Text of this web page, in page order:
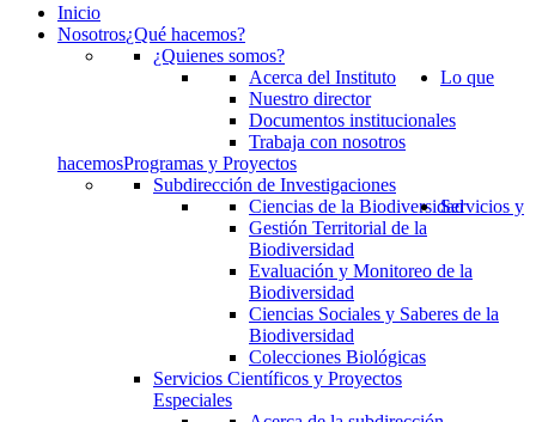
Inicio
Nosotros¿Qué hacemos?
¿Quienes somos?
Acerca del Instituto
Nuestro director
Documentos institucionales
Trabaja con nosotros
Lo que
hacemosProgramas y Proyectos
Subdirección de Investigaciones
Ciencias de la Biodiversidad
Gestión Territorial de la
Biodiversidad
Evaluación y Monitoreo de la
Biodiversidad
Ciencias Sociales y Saberes de la
Biodiversidad
Colecciones Biológicas
Servicios Científicos y Proyectos
Especiales
Servicios y